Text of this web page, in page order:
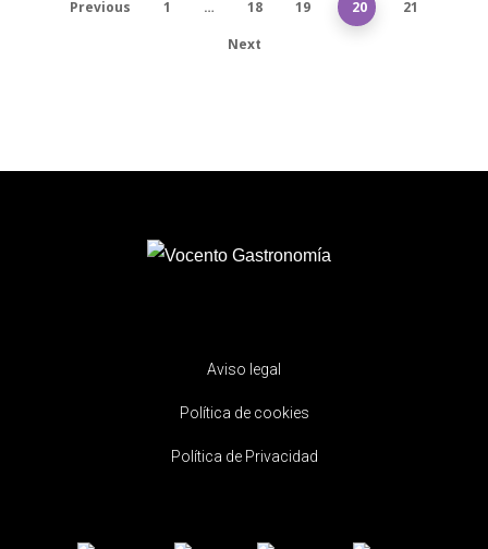
Previous 1 … 18 19 20
21
Next
Aviso legal
Política de cookies
Política de Privacidad